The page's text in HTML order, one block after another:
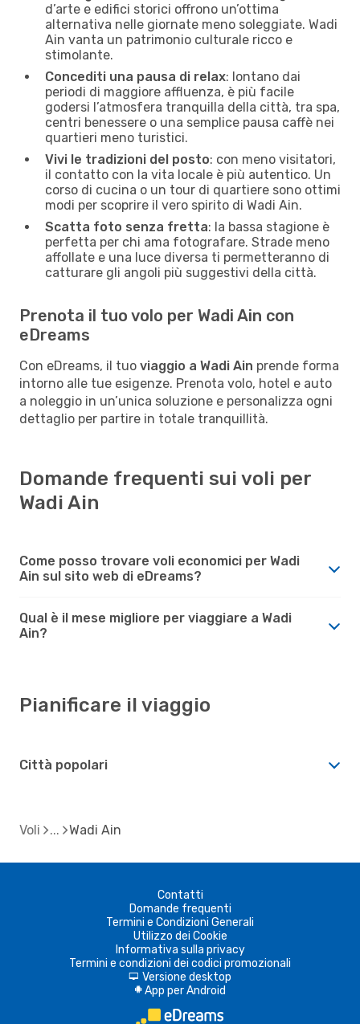
d’arte e edifici storici offrono un’ottima
alternativa nelle giornate meno soleggiate. Wadi
Ain vanta un patrimonio culturale ricco e
stimolante.
Concediti una pausa di relax: lontano dai
periodi di maggiore affluenza, è più facile
godersi l’atmosfera tranquilla della città, tra spa,
centri benessere o una semplice pausa caffè nei
quartieri meno turistici.
Vivi le tradizioni del posto: con meno visitatori,
il contatto con la vita locale è più autentico. Un
corso di cucina o un tour di quartiere sono ottimi
modi per scoprire il vero spirito di Wadi Ain.
Scatta foto senza fretta: la bassa stagione è
perfetta per chi ama fotografare. Strade meno
affollate e una luce diversa ti permetteranno di
catturare gli angoli più suggestivi della città.
Prenota il tuo volo per Wadi Ain con
eDreams
Con eDreams, il tuo viaggio a Wadi Ain prende forma
intorno alle tue esigenze. Prenota volo, hotel e auto
a noleggio in un’unica soluzione e personalizza ogni
dettaglio per partire in totale tranquillità.
Domande frequenti sui voli per
Wadi Ain
Come posso trovare voli economici per Wadi
Ain sul sito web di eDreams?
Qual è il mese migliore per viaggiare a Wadi
Ain?
Pianificare il viaggio
Città popolari
Voli Wadi Ain
Contatti
Domande frequenti
Termini e Condizioni Generali
Utilizzo dei Cookie
Informativa sulla privacy
Termini e condizioni dei codici promozionali
d Versione desktop
A App per Android